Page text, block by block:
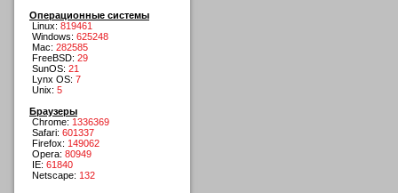
Операционные системы
Linux: 819461
Windows: 625248
Mac: 282585
FreeBSD: 29
SunOS: 21
Lynx OS: 7
Unix: 5
Браузеры
Chrome: 1336369
Safari: 601337
Firefox: 149062
Opera: 80949
IE: 61840
Netscape: 132